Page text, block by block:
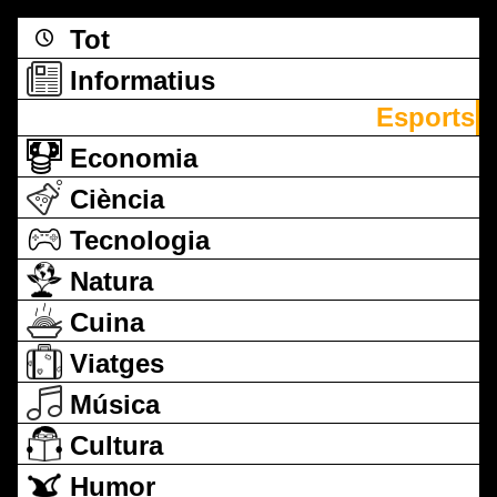
Tot
Informatius
Esports
Economia
Ciència
Tecnologia
Natura
Cuina
Viatges
Música
Cultura
Humor